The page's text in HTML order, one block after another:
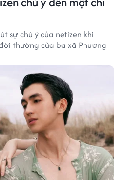
sự chú ý của netizen khi
thường của bà xã Phương